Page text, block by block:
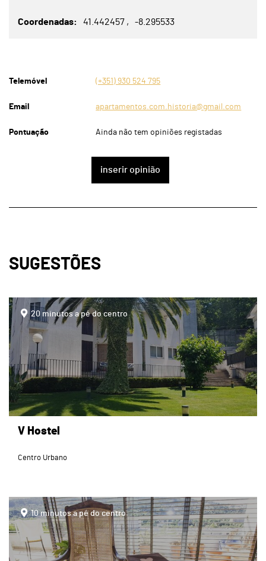
Coordenadas 41.442457 -8.295533
Telemóvel (+351) 930 524 795
Email apartamentos.com.historia@gmail.com
Pontuação Ainda não tem opiniões registadas
inserir opinião
SUGESTÕES
page
20 minutos a pé do centro
V Hostel
Centro Urbano
page
10 minutos a pé do centro